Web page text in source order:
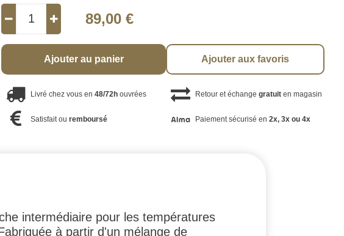
89,00 €
Ajouter au panier Ajouter aux favoris
Livré chez vous en48/72h ouvrées Retour et échange gratuiten magasin
Satisfait ouremboursé Paiement sécurisé en 2x, 3x ou 4x
intermédiaire pour les températures
à partir d'un mélange de